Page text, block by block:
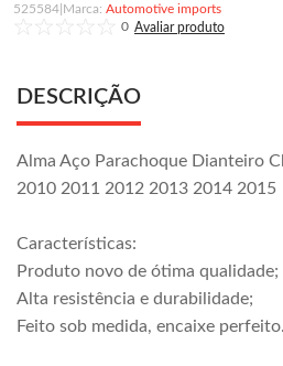
525584
Automotive imports
0
DESCRIÇÃO
Alma Aço Parachoque Dianteiro
2010 2011 2012 2013 2014 2015
Características:
Produto novo de ótima qualidade;
Alta resistência e durabilidade;
Feito sob medida, encaixe perfeito.